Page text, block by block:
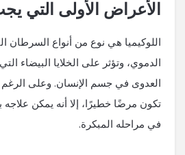
الأعراض الأولى التي
اللوكيميا هي نوع من أنواع السرطان
الدموي، وتؤثر على الخلايا البيضاء
العدوى في جسم الإنسان. وعلى الرغم
تكون مرضًا خطيرًا، إلا أنه يمكن علاجه
في مراحله المبكرة.